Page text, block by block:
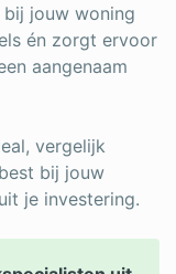
jouw woning
én zorgt ervoor
aangenaam
vergelijk
bij jouw
je investering.